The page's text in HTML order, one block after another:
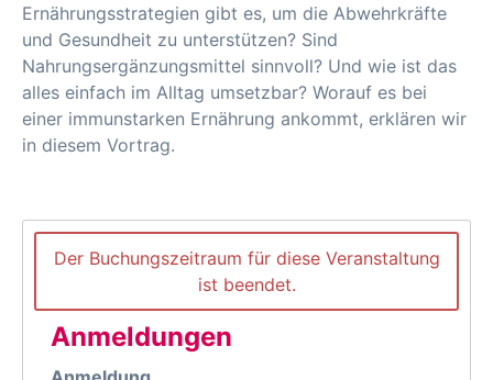
Ernährungsstrategien gibt es, um die Abwehrkräfte
und Gesundheit zu unterstützen? Sind
Nahrungsergänzungsmittel sinnvoll? Und wie ist das
alles einfach im Alltag umsetzbar? Worauf es bei
einer immunstarken Ernährung ankommt, erklären wir
in diesem Vortrag.
Der Buchungszeitraum für diese Veranstaltung
ist beendet.
Anmeldungen